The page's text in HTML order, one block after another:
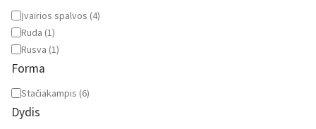
Spalva
Įvairios spalvos (4)
Ruda (1)
Rusva (1)
Forma
Forma
Stačiakampis (6)
Dydis